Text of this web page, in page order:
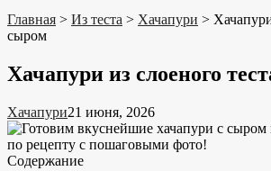
Главная > Из теста > Хачапури >
сыром
Хачапури из слоеного
Хачапури21 июня, 2026
Содержание